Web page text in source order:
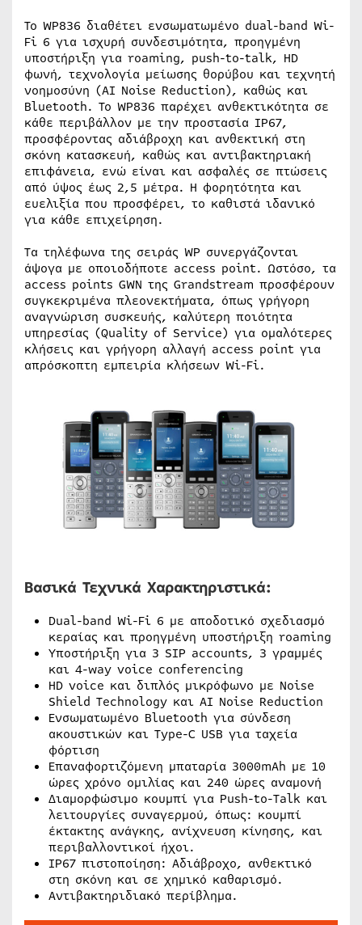
Το WP836 διαθέτει ενσωματωμένο dual-band Wi-
Fi 6 για ισχυρή συνδεσιμότητα, προηγμένη
υποστήριξη για roaming, push-to-talk, HD
φωνή, τεχνολογία μείωσης θορύβου και τεχνητή
νοημοσύνη (AI Noise Reduction), καθώς και
Bluetooth. Το WP836 παρέχει ανθεκτικότητα σε
κάθε περιβάλλον με την προστασία IP67,
προσφέροντας αδιάβροχη και ανθεκτική στη
σκόνη κατασκευή, καθώς και αντιβακτηριακή
επιφάνεια, ενώ είναι και ασφαλές σε πτώσεις
από ύψος έως 2,5 μέτρα. Η φορητότητα και
ευελιξία που προσφέρει, το καθιστά ιδανικό
για κάθε επιχείρηση.
Τα τηλέφωνα της σειράς WP συνεργάζονται
άψογα με οποιοδήποτε access point. Ωστόσο, τα
access points GWN της Grandstream προσφέρουν
συγκεκριμένα πλεονεκτήματα, όπως γρήγορη
αναγνώριση συσκευής, καλύτερη ποιότητα
υπηρεσίας (Quality of Service) για ομαλότερες
κλήσεις και γρήγορη αλλαγή access point για
απρόσκοπτη εμπειρία κλήσεων Wi-Fi.
Βασικά Τεχνικά Χαρακτηριστικά:
Dual-band Wi-Fi 6 με αποδοτικό σχεδιασμό
κεραίας και προηγμένη υποστήριξη roaming
Υποστήριξη για 3 SIP accounts, 3 γραμμές
και 4-way voice conferencing
HD voice και διπλός μικρόφωνο με Noise
Shield Technology και AI Noise Reduction
Ενσωματωμένο Bluetooth για σύνδεση
ακουστικών και Type-C USB για ταχεία
φόρτιση
Επαναφορτιζόμενη μπαταρία 3000mAh με 10
ώρες χρόνο ομιλίας και 240 ώρες αναμονή
Διαμορφώσιμο κουμπί για Push-to-Talk και
λειτουργίες συναγερμού, όπως: κουμπί
έκτακτης ανάγκης, ανίχνευση κίνησης, και
περιβαλλοντικοί ήχοι.
IP67 πιστοποίηση: Αδιάβροχο, ανθεκτικό
στη σκόνη και σε χημικό καθαρισμό.
Αντιβακτηριδιακό περίβλημα.